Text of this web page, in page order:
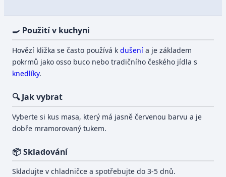
🍳 Použití v kuchyni
Hovězí kližka se často používá kdušení a je základem
pokrmů jako osso buco nebo tradičního českého jídla s
knedlíky.
🔍 Jak vybrat
Vyberte si kus masa, který má jasně červenou barvu a je
dobře mramorovaný tukem.
📦 Skladování
Skladujte v chladničce a spotřebujte do 3-5 dnů.